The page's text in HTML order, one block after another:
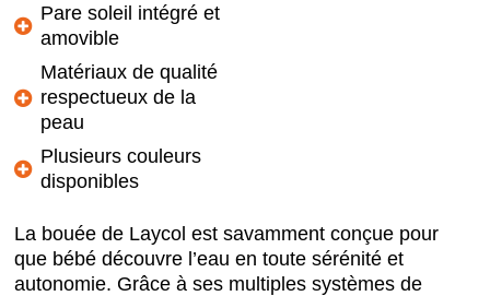
Pare soleil intégré et
amovible
Matériaux de qualité
respectueux de la
peau
Plusieurs couleurs
disponibles
La bouée de Laycol est savamment conçue pour
que bébé découvre l’eau en toute sérénité et
autonomie. Grâce à ses multiples systèmes de